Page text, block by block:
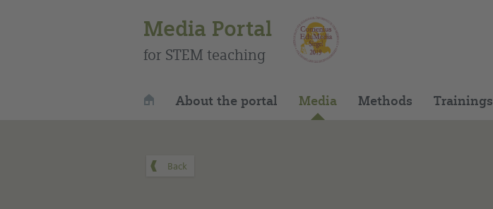
Media Portal
for STEM teaching
About the portal Media Methods Trainings